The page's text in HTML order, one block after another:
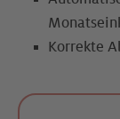
Korrekte